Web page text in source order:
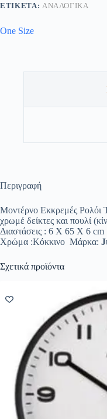
ΕΤΙΚΈΤΑ: ΑΝΑΛΟΓΙΚΑ
One Size
Περιγραφή
Μοντέρνο Εκκρεμές Ρολόι
χρωμέ δείκτες και πουλί
Διαστάσεις : 6 Χ 65 Χ 6 cm
Χρώμα :Κόκκινο Μάρκα: J
Σχετικά προϊόντα